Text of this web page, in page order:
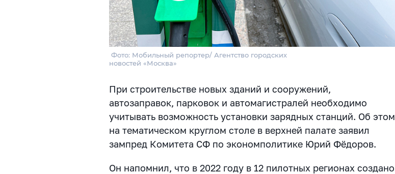
Фото: Мобильный репортер/ Агентство городских
новостей «Москва»
При строительстве новых зданий и сооружений,
автозаправок, парковок и автомагистралей необходимо
учитывать возможность установки зарядных станций. Об этом
на тематическом круглом столе в верхней палате заявил
зампред Комитета СФ по экономполитике Юрий Фёдоров.
Он напомнил, что в 2022 году в 12 пилотных регионах создано